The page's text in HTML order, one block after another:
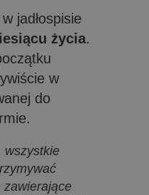
jadłospisie
życia.
w
do
wszystkie
zawierające